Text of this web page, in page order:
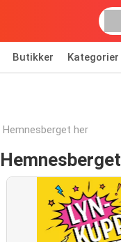
Butikker Kategorier
Hemnesberget her